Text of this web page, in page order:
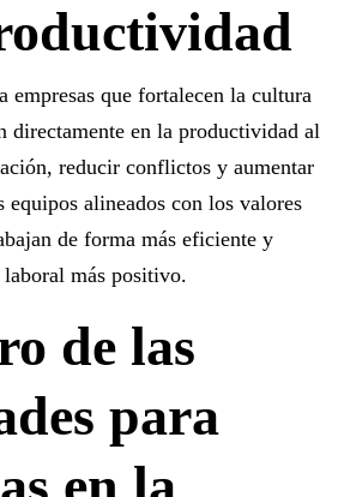
empresas que fortalecen la cultura
directamente en la productividad al
reducir conflictos y aumentar
alineados con los valores
de forma más eficiente y
más positivo.
de las
para